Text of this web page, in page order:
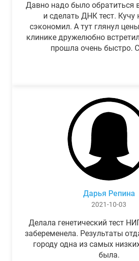
Давно надо было обратиться
и сделать ДНК тест. Кучу
сэкономил. А тут глянул
клинике дружелюбно
прошла очень быстро.
Дарья Репина
2021-10-03
Делала генетический тест
забеременела. Результаты
городу одна из самых
была.